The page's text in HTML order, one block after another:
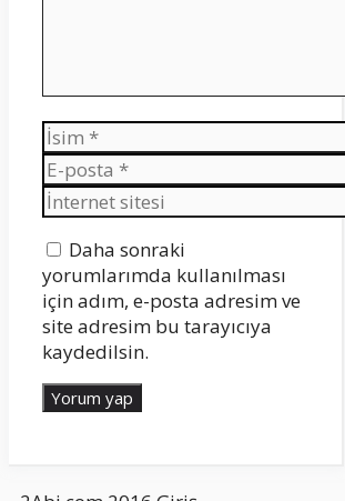
İsim
E-
posta
İnternet
sitesi
Daha sonraki
yorumlarımda kullanılması
için adım, e-posta adresim ve
site adresim bu tarayıcıya
kaydedilsin.